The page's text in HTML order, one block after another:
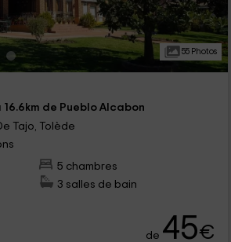
55 Photos
de Pueblo Alcabon
Tajo, Tolède
5 chambres
3 salles de bain
de 45€